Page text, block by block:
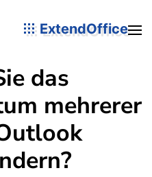
ExtendOffice
das
mehrerer